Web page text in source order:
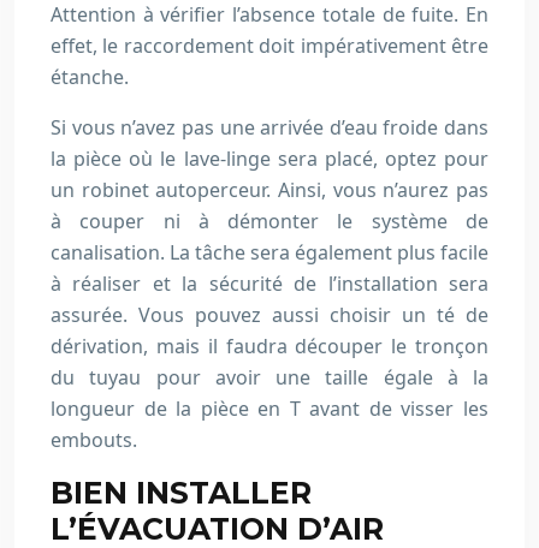
Attention à vérifier l’absence totale de fuite. En
effet, le raccordement doit impérativement être
étanche.
Si vous n’avez pas une arrivée d’eau froide dans
la pièce où le lave-linge sera placé, optez pour
un robinet autoperceur. Ainsi, vous n’aurez pas
à couper ni à démonter le système de
canalisation. La tâche sera également plus facile
à réaliser et la sécurité de l’installation sera
assurée. Vous pouvez aussi choisir un té de
dérivation, mais il faudra découper le tronçon
du tuyau pour avoir une taille égale à la
longueur de la pièce en T avant de visser les
embouts.
BIEN INSTALLER
L’ÉVACUATION D’AIR